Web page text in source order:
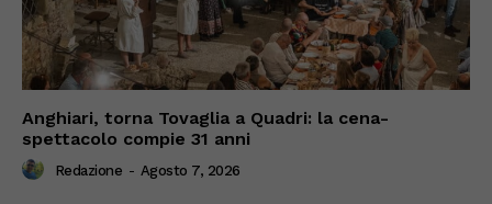
Anghiari, torna Tovaglia a Quadri: la cena-
spettacolo compie 31 anni
Redazione - Agosto 7, 2026